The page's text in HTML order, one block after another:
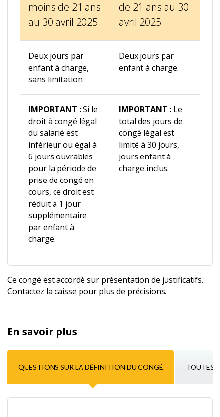
moins de 21 ans
au 30 avril 2025
de 21 ans au 30
avril 2025
Deux jours par
enfant à charge,
sans limitation.
Deux jours par
enfant à charge.
IMPORTANT :Si le
droit à congé légal
du salarié est
inférieur ou égal à
6 jours ouvrables
pour la période de
prise de congé en
cours, ce droit est
réduit à 1 jour
supplémentaire
par enfant à
charge.
IMPORTANT : Le
total des jours de
congé légal est
limité à 30 jours,
jours enfant à
charge inclus.
Ce congé est accordé sur présentation de justificatifs.
Contactez la caisse pour plus de précisions.
En savoir plus
QUESTIONS SUR LA DÉFINITION DU CONGÉ TOUTES